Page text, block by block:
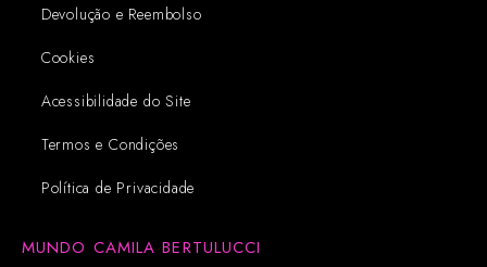
Devolução e Reembolso
Cookies
Acessibilidade do Site
Termos e Condições
Política de Privacidade
MUNDO CAMILA BERTULUCCI